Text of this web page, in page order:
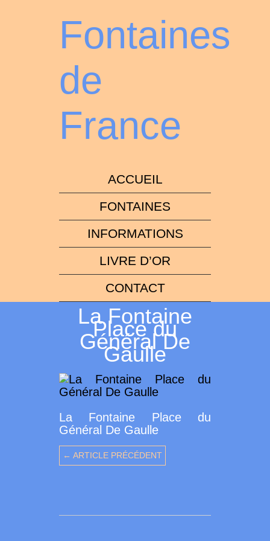
Fontaines
de
France
ACCUEIL
FONTAINES
INFORMATIONS
LIVRE D’OR
CONTACT
La Fontaine
Place du
Général De
Gaulle
La Fontaine Place du
Général De Gaulle
← ARTICLE PRÉCÉDENT